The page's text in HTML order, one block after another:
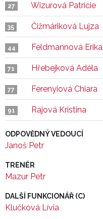
27 Wizurová Patricie
35 Čižmáriková Lujza
44 Feldmannová Erika
71 Hřebejková Adéla
77 Ferenyiová Chiara
91 Rajová Kristina
ODPOVĚDNÝ VEDOUCÍ
Janoš Petr
TRENÉR
Mazur Petr
DALŠÍ FUNKCIONÁŘ (C)
Klučková Lívia